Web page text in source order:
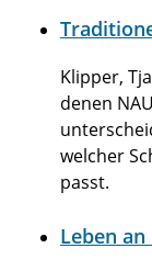
Klipper,
denen
welcher
passt.
Leben